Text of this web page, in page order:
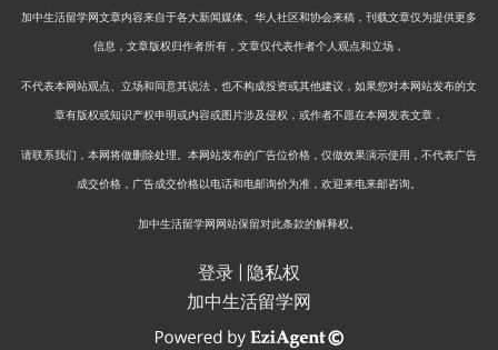
加中生活留学网文章内容来自于各大新闻媒体、华人社区和协会来稿，刊载文章仅为提供更多
信息，文章版权归作者所有，文章仅代表作者个人观点和立场，
不代表本网站观点、立场和同意其说法，也不构成投资或其他建议，如果您对本网站发布的文
章有版权或知识产权申明或内容或图片涉及侵权，或作者不愿在本网发表文章，
请联系我们，本网将做删除处理。本网站发布的广告位价格，仅做效果演示使用，不代表广告
成交价格，广告成交价格以电话和电邮询价为准，欢迎来电来邮咨询。
加中生活留学网网站保留对此条款的解释权。
登录
隐私权
加中生活留学网